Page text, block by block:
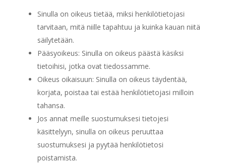
Sinulla on oikeus tietää, miksi henkilötietojasi
tarvitaan, mitä niille tapahtuu ja kuinka kauan niitä
säilytetään.
Pääsyoikeus: Sinulla on oikeus päästä käsiksi
tietoihisi, jotka ovat tiedossamme.
Oikeus oikaisuun: Sinulla on oikeus täydentää,
korjata, poistaa tai estää henkilötietojasi milloin
tahansa.
Jos annat meille suostumuksesi tietojesi
käsittelyyn, sinulla on oikeus peruuttaa
suostumuksesi ja pyytää henkilötietosi
poistamista.